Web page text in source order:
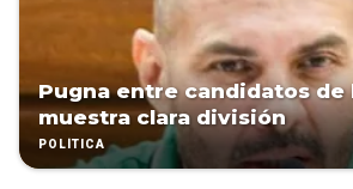
Pugna entre candidatos de
muestra clara división
POLÍTICA